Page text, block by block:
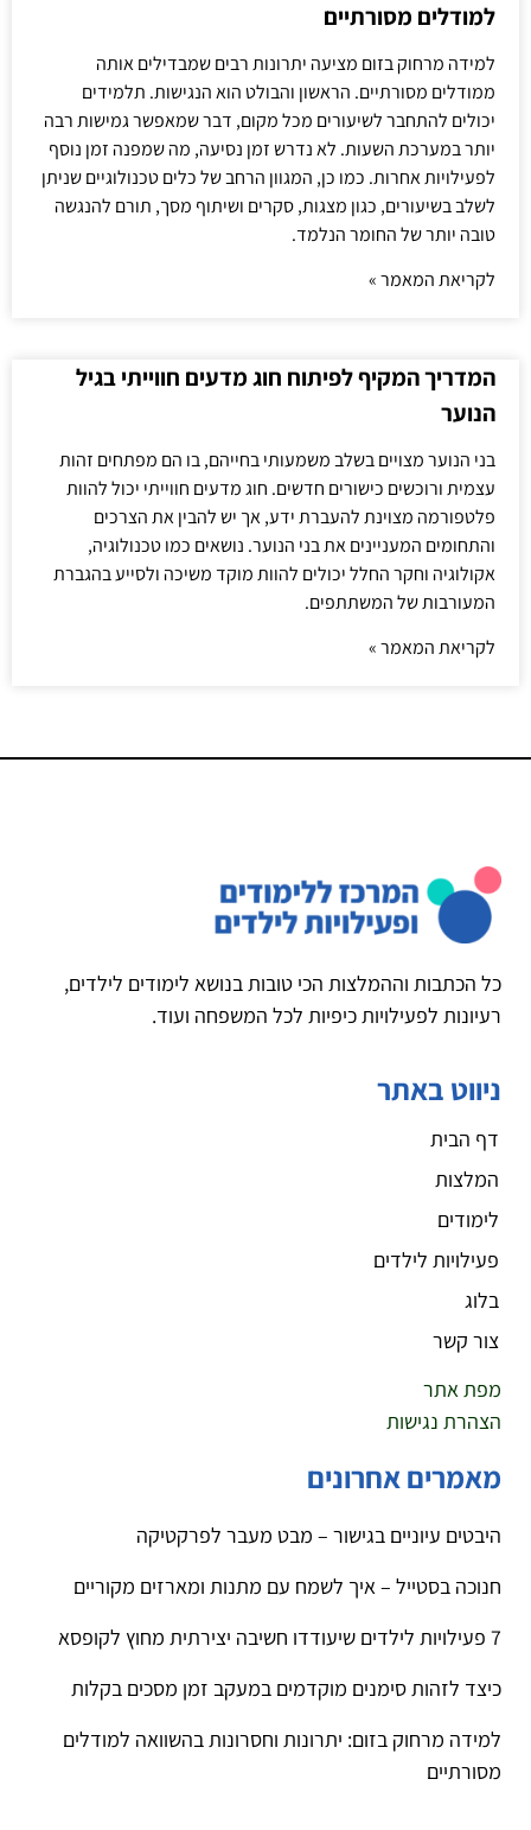
למודלים מסורתיים
למידה מרחוק בזום מציעה יתרונות רבים שמבדילים אותה
ממודלים מסורתיים. הראשון והבולט הוא הנגישות. תלמידים
יכולים להתחבר לשיעורים מכל מקום, דבר שמאפשר גמישות רבה
יותר במערכת השעות. לא נדרש זמן נסיעה, מה שמפנה זמן נוסף
לפעילויות אחרות. כמו כן, המגוון הרחב של כלים טכנולוגיים שניתן
לשלב בשיעורים, כגון מצגות, סקרים ושיתוף מסך, תורם להנגשה
טובה יותר של החומר הנלמד.
לקריאת המאמר »
המדריך המקיף לפיתוח חוג מדעים חווייתי בגיל
הנוער
בני הנוער מצויים בשלב משמעותי בחייהם, בו הם מפתחים זהות
עצמית ורוכשים כישורים חדשים. חוג מדעים חווייתי יכול להוות
פלטפורמה מצוינת להעברת ידע, אך יש להבין את הצרכים
והתחומים המעניינים את בני הנוער. נושאים כמו טכנולוגיה,
אקולוגיה וחקר החלל יכולים להוות מוקד משיכה ולסייע בהגברת
המעורבות של המשתתפים.
לקריאת המאמר »
כל הכתבות וההמלצות הכי טובות בנושא לימודים לילדים,
רעיונות לפעילויות כיפיות לכל המשפחה ועוד.
ניווט באתר
דף הבית
המלצות
לימודים
פעילויות לילדים
בלוג
צור קשר
מפת אתר
הצהרת נגישות
מאמרים אחרונים
היבטים עיוניים בגישור – מבט מעבר לפרקטיקה
חנוכה בסטייל – איך לשמח עם מתנות ומארזים מקוריים
7 פעילויות לילדים שיעודדו חשיבה יצירתית מחוץ לקופסא
כיצד לזהות סימנים מוקדמים במעקב זמן מסכים בקלות
למידה מרחוק בזום: יתרונות וחסרונות בהשוואה למודלים
מסורתיים